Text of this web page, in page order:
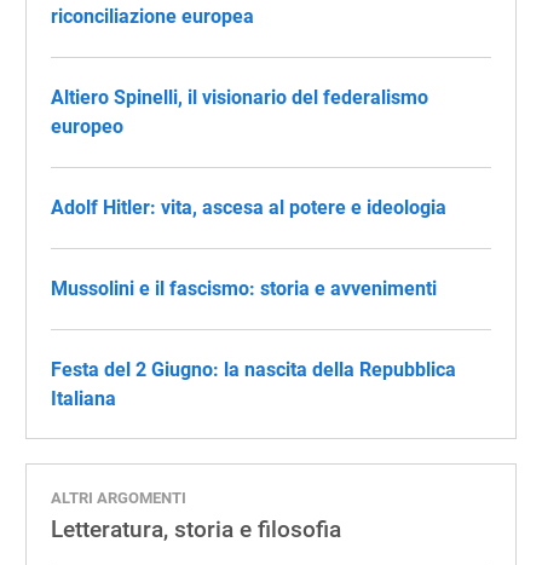
riconciliazione europea
Altiero Spinelli, il visionario del federalismo
europeo
Adolf Hitler: vita, ascesa al potere e ideologia
Mussolini e il fascismo: storia e avvenimenti
Festa del 2 Giugno: la nascita della Repubblica
Italiana
ALTRI ARGOMENTI
Letteratura, storia e filosofia